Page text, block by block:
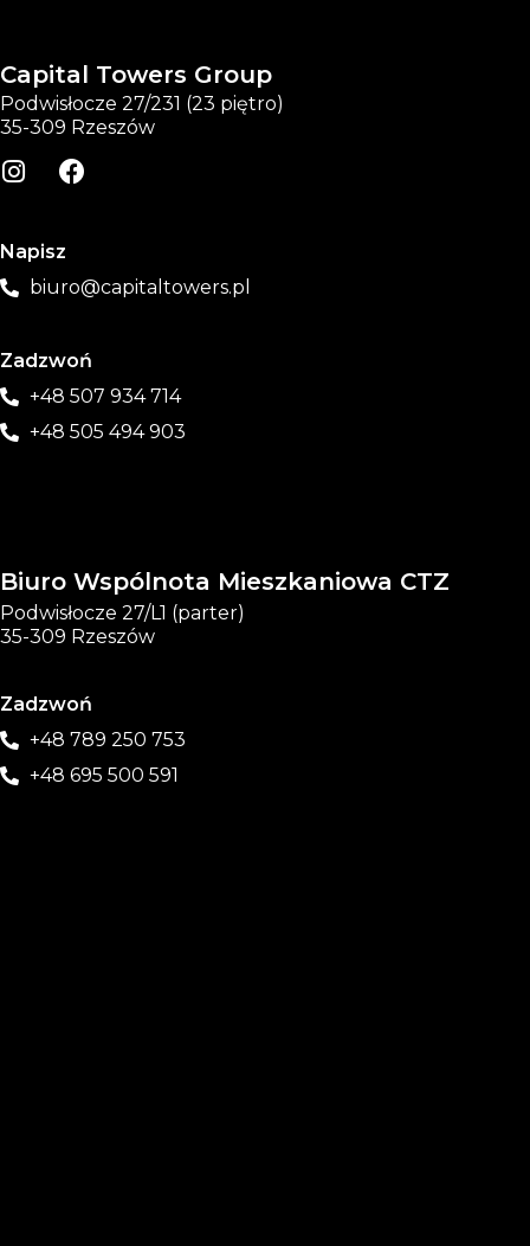
Capital Towers Group
Podwisłocze 27/231 (23 piętro)
35-309 Rzeszów
Napisz
biuro@capitaltowers.pl
Zadzwoń
+48 507 934 714
+48 505 494 903
Biuro Wspólnota Mieszkaniowa CTZ
Podwisłocze 27/L1 (parter)
35-309 Rzeszów
Zadzwoń
+48 789 250 753
+48 695 500 591